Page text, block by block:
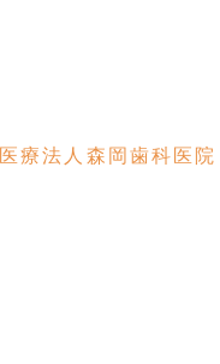
医療法人森岡歯科医院